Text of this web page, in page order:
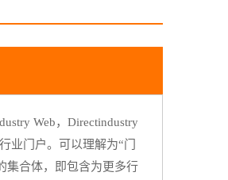
Web，Directindustry
业门户。可以理解为“门
集合体，即包含为更多行